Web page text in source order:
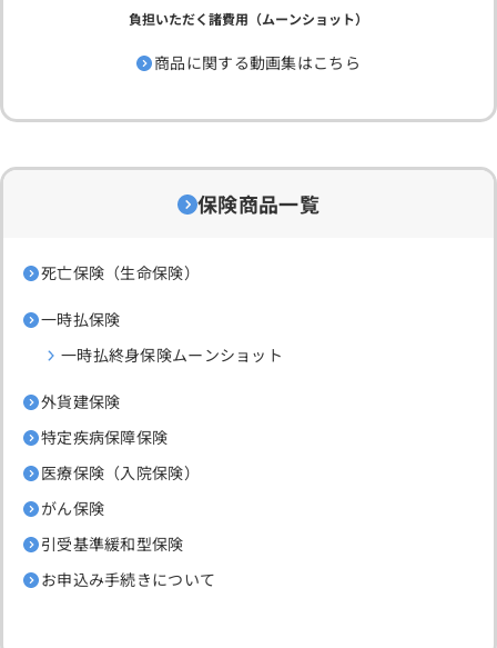
負担いただく諸費用（ムーンショット）
商品に関する動画集はこちら
保険商品一覧
死亡保険（生命保険）
一時払保険
一時払終身保険ムーンショット
外貨建保険
特定疾病保障保険
医療保険（入院保険）
がん保険
引受基準緩和型保険
お申込み手続きについて